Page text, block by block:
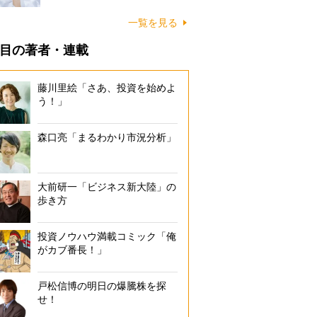
一覧を見る
の著者・連載
藤川里絵「さあ、投資を始めよ
う！」
森口亮「まるわかり市況分析」
大前研一「ビジネス新大陸」の
歩き方
投資ノウハウ満載コミック「俺
がカブ番長！」
戸松信博の明日の爆騰株を探
せ！